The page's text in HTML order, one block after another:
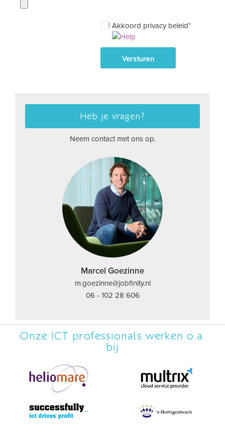
Akkoord privacy beleid*
Heb je vragen?
Neem contact met ons op.
Marcel Goezinne
m.goezinne@jobfinity.nl
06 - 102 28 606
Onze ICT professionals werken o.a.
bij